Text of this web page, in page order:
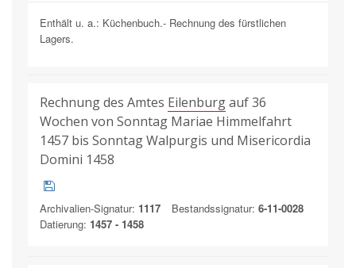
Enthält u. a.: Küchenbuch.- Rechnung des fürstlichen
Lagers.
Rechnung des Amtes Eilenburgauf 36
Wochen von Sonntag Mariae Himmelfahrt
1457 bis Sonntag Walpurgis und Misericordia
Domini 1458
Archivalien-Signatur: 1117 Bestandssignatur: 6-11-0028
Datierung: 1457 - 1458